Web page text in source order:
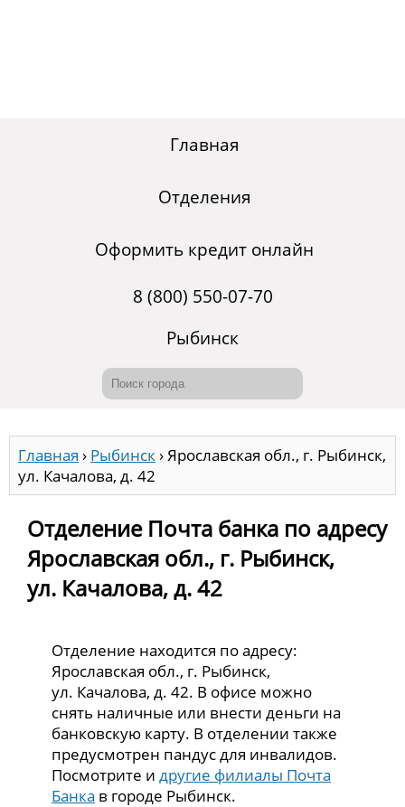
Главная
Отделения
Оформить кредит онлайн
8 (800) 550-07-70
Рыбинск
Главная › Рыбинск›Ярославская обл., г. Рыбинск,
ул. Качалова, д. 42
Отделение Почта банка по адресу
Ярославская обл., г. Рыбинск,
ул. Качалова, д. 42
Отделение находится по адресу:
Ярославская обл., г. Рыбинск,
ул. Качалова, д. 42. В офисе можно
снять наличные или внести деньги на
банковскую карту. В отделении также
предусмотрен пандус для инвалидов.
Посмотрите идругие филиалы Почта
Банка в городе Рыбинск.